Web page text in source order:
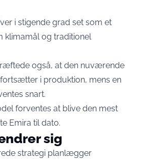
i stigende grad set som et
klimamål og traditionel
også, at den nuværende
i produktion, mens en
snart.
forventes at blive den mest
Emira til dato.
sig
strategi planlægger